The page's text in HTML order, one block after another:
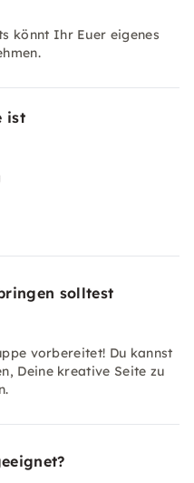
könnt Ihr Euer eigenes
ist
solltest
vorbereitet! Du kannst
Deine kreative Seite zu